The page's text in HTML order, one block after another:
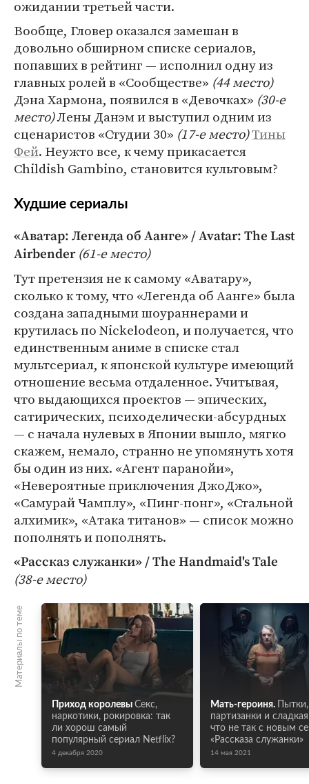
ожидании третьей части.
Вообще, Гловер оказался замешан в
довольно обширном списке сериалов,
попавших в рейтинг — исполнил одну из
главных ролей в «Сообществе» (44 место)
Дэна Хармона, появился в «Девочках» (30-е
место)Лены Данэм и выступил одним из
сценаристов «Студии 30» (17-е место)Тины
Фей. Неужто все, к чему прикасается
Childish Gambino, становится культовым?
Худшие сериалы
«Аватар: Легенда об Аанге» / Avatar: The Last
Airbender (61-е место)
Тут претензия не к самому «Аватару»,
сколько к тому, что «Легенда об Аанге» была
создана западными шоураннерами и
крутилась по Nickelodeon, и получается, что
единственным аниме в списке стал
мультсериал, к японской культуре имеющий
отношение весьма отдаленное. Учитывая,
что выдающихся проектов — эпических,
сатирических, психоделически-абсурдных
— с начала нулевых в Японии вышло, мягко
скажем, немало, странно не упомянуть хотя
бы один из них. «Агент паранойи»,
«Невероятные приключения ДжоДжо»,
«Самурай Чамплу», «Пинг-понг», «Стальной
алхимик», «Атака титанов» — список можно
пополнять и пополнять.
«Рассказ служанки» / The Handmaid's Tale
(38-е место)
Материалы по теме
Приход королевы Секс,
наркотики, рокировка: так
ли хорош самый
популярный сериал Netflix?
4 декабря 2020
Мать-героиня.
Пытки,
партизанки и
что не так с новым
«Рассказа служанки»
14 мая 2021